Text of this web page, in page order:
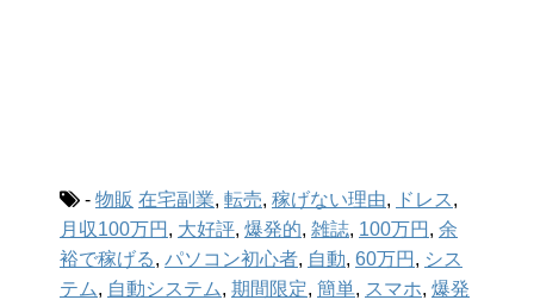
- 物販 在宅副業, 転売, 稼げない理由, ドレス ,
月収100万円 , 大好評, 爆発的, 雑誌, 100万円 , 余
裕で稼げる, パソコン初心者, 自動, 60万円 , シス
テム, 自動システム, 期間限定, 簡単, スマホ, 爆発